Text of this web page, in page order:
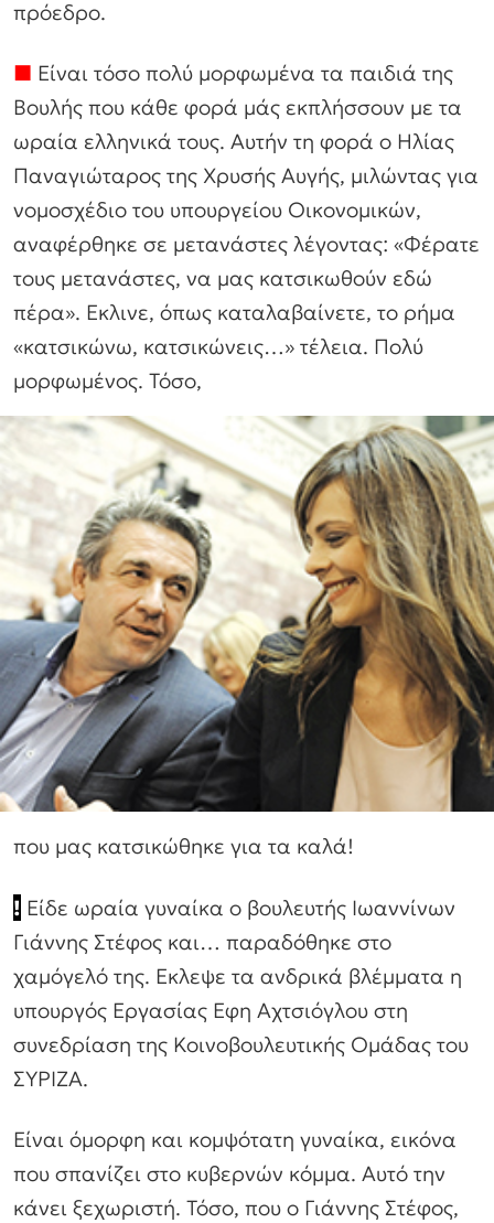
πρόεδρο.
■ Είναι τόσο πολύ μορφωμένα τα παιδιά της
Βουλής που κάθε φορά μάς εκπλήσσουν με τα
ωραία ελληνικά τους. Αυτήν τη φορά ο Ηλίας
Παναγιώταρος της Χρυσής Αυγής, μιλώντας για
νομοσχέδιο του υπουργείου Οικονομικών,
αναφέρθηκε σε μετανάστες λέγοντας: «Φέρατε
τους μετανάστες, να μας κατσικωθούν εδώ
πέρα». Εκλινε, όπως καταλαβαίνετε, το ρήμα
«κατσικώνω, κατσικώνεις…» τέλεια. Πολύ
μορφωμένος. Τόσο,
που μας κατσικώθηκε για τα καλά!
! Είδε ωραία γυναίκα ο βουλευτής Ιωαννίνων
Γιάννης Στέφος και… παραδόθηκε στο
χαμόγελό της. Εκλεψε τα ανδρικά βλέμματα η
υπουργός Εργασίας Εφη Αχτσιόγλου στη
συνεδρίαση της Κοινοβουλευτικής Ομάδας του
ΣΥΡΙΖΑ.
Είναι όμορφη και κομψότατη γυναίκα, εικόνα
που σπανίζει στο κυβερνών κόμμα. Αυτό την
κάνει ξεχωριστή. Τόσο, που ο Γιάννης Στέφος,